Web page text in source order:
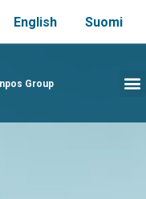
English Suomi
Group